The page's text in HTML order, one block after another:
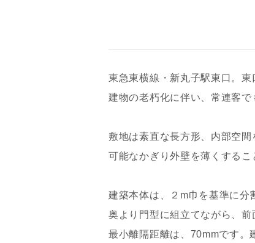
東急東横線・新丸子駅東口。
建物の老朽化に伴い、常連客で
敷地は素直な長方形、内部空
可能なかぎり外壁を薄くするこ
建築本体は、２m巾を基準に
奥より門型に組立てながら、
最小離隔距離は、70mmです。